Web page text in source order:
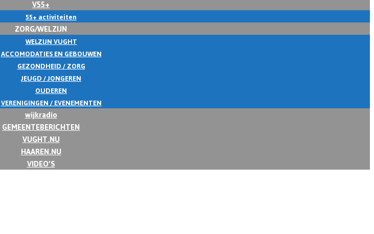
V55+
55+ activiteiten
ZORG/WELZIJN
WELZIJN VUGHT
ACCOMODATIES EN GEBOUWEN
GEZONDHEID / ZORG
JEUGD / JONGEREN
OUDEREN
VERENIGINGEN / EVENEMENTEN
wijkradio
GEMEENTEBERICHTEN
VUGHT.NU
HAAREN.NU
VIDEO’S